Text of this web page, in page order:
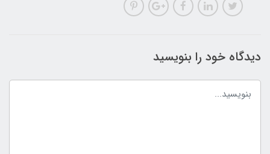
دیدگاه خود را بنویسید